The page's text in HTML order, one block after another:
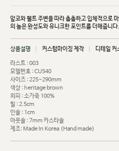
앞코와 웰트 주변을 따라 촘촘하고 입체적으로
의 높은완성도와 유니크한 포인트를 더해줍니다.
상품설명 커스텀마이징 제작 디테일 커
라스트 : 003
모델번호 : CU540
사이즈 : 225~290mm
색상 : heritage brown
외피 : 소가죽 100%
힐 : 2.5cm
인솔 : 1cm
아웃솔 : 7mm 카스타솔
제조: Made In Korea (Hand made)